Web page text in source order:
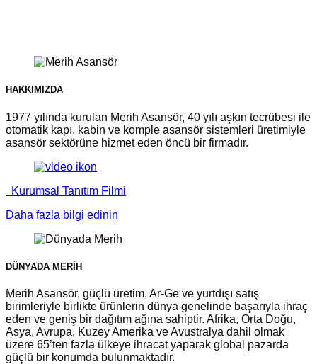
HAKKIMIZDA
1977 yılında kurulan Merih Asansör, 40 yılı aşkın tecrübesi ile
otomatik kapı, kabin ve komple asansör sistemleri üretimiyle
asansör sektörüne hizmet eden öncü bir firmadır.
Kurumsal Tanıtım Filmi
Daha fazla bilgi edinin
DÜNYADA MERİH
Merih Asansör, güçlü üretim, Ar-Ge ve yurtdışı satış
birimleriyle birlikte ürünlerin dünya genelinde başarıyla ihraç
eden ve geniş bir dağıtım ağına sahiptir. Afrika, Orta Doğu,
Asya, Avrupa, Kuzey Amerika ve Avustralya dahil olmak
üzere 65’ten fazla ülkeye ihracat yaparak global pazarda
güçlü bir konumda bulunmaktadır.